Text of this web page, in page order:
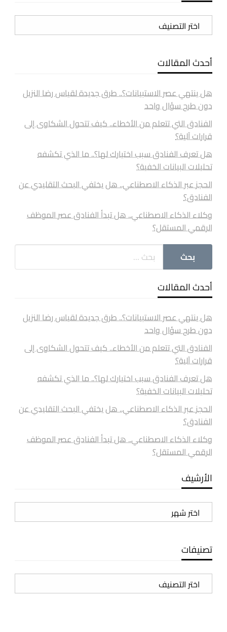
تصنيفات
أحدث المقالات
هل ينتهي عصر الاستبيانات؟.. طرق جديدة لقياس رضا النزيل
دون طرح سؤال واحد
الفنادق التي تتعلم من الأخطاء.. كيف تتحول الشكاوى إلى
قرارات آلية؟
هل تعرف الفنادق سبب اختيارك لها؟.. ما الذي تكشفه
تحليلات البيانات الخفية؟
الحجز عبر الذكاء الاصطناعي.. هل يختفي البحث التقليدي عن
الفنادق؟
وكلاء الذكاء الاصطناعي.. هل تبدأ الفنادق عصر الموظف
الرقمي المستقل؟
أحدث المقالات
هل ينتهي عصر الاستبيانات؟.. طرق جديدة لقياس رضا النزيل
دون طرح سؤال واحد
الفنادق التي تتعلم من الأخطاء.. كيف تتحول الشكاوى إلى
قرارات آلية؟
هل تعرف الفنادق سبب اختيارك لها؟.. ما الذي تكشفه
تحليلات البيانات الخفية؟
الحجز عبر الذكاء الاصطناعي.. هل يختفي البحث التقليدي عن
الفنادق؟
وكلاء الذكاء الاصطناعي.. هل تبدأ الفنادق عصر الموظف
الرقمي المستقل؟
الأرشيف
الأرشيف
تصنيفات
تصنيفات